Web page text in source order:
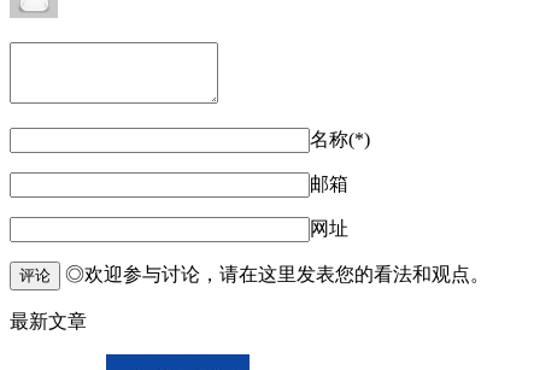
名称(*)
邮箱
网址
评论 ◎欢迎参与讨论，请在这里发表您的看法和观点。
最新文章